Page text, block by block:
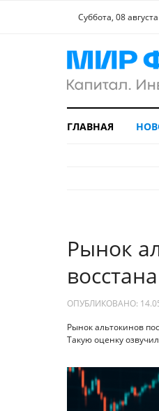
Суббота, 08
ГЛАВНАЯ
Рынок
ОПУБЛИКОВАНО:
Рынок альтокинов
Такую оценку